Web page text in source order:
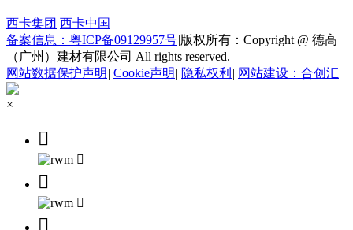
西卡集团 西卡中国
备案信息：粤ICP备09129957号|版权所有：Copyright @ 德高
（广州）建材有限公司 All rights reserved.
网站数据保护声明 | Cookie声明 | 隐私权利 | 网站建设：合创汇
×




